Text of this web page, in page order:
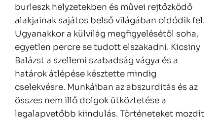
burleszk helyzetekben és művei rejtőzködő
alakjainak sajátos belső világában oldódik fel.
Ugyanakkor a külvilág megfigyelésétől soha,
egyetlen percre se tudott elszakadni. Kicsiny
Balázst a szellemi szabadság vágya és a
határok átlépése késztette mindig
cselekvésre. Munkáiban az abszurditás és az
összes nem illő dolgok ütköztetése a
legalapvetőbb kiindulás. Történeteket mozdít